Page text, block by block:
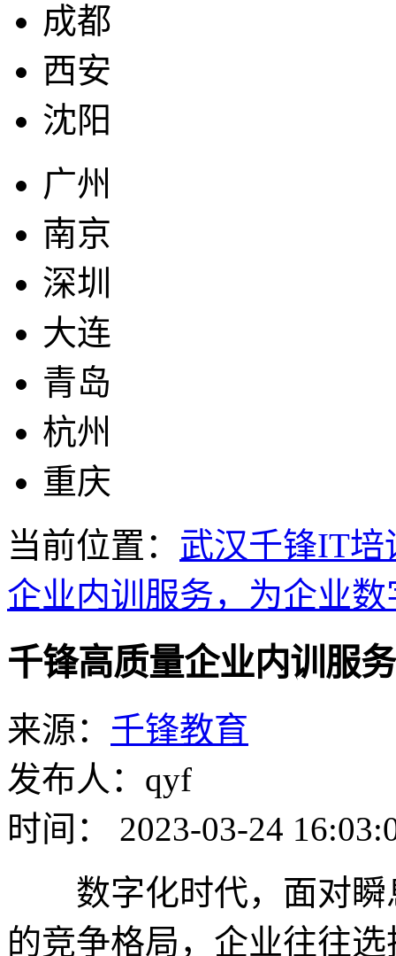
成都
西安
沈阳
广州
南京
深圳
大连
青岛
杭州
重庆
当前位置： 武汉千锋IT培
企业内训服务，为企业
千锋高质量企业内训服
来源： 千锋教育
发布人：qyf
时间： 2023-03-24
数字化时代，面对瞬
的竞争格局，企业往往